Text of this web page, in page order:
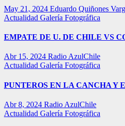
May 21, 2024 Eduardo Quiñones
Actualidad Galería Fotográfica
EMPATE DE U. DE CHILE VS
Abr 15, 2024 Radio AzulChile
Actualidad Galería Fotográfica
PUNTEROS EN LA CANCHA Y
Abr 8, 2024 Radio AzulChile
Actualidad Galería Fotográfica